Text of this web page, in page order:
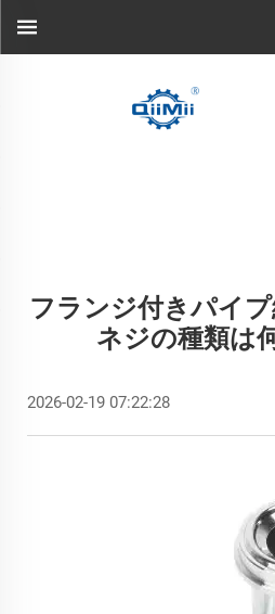
フランジ付きパイ
ネジの種類は
2026-02-19 07:22:28